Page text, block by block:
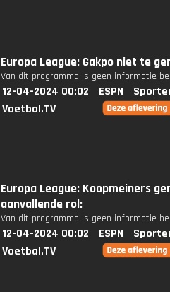
Europa League: Gakpo niet te
Van dit programma is geen informatie
12-04-2024 00:02 ESPN
Voetbal.TV
Europa League: Koopmeiners
aanvallende rol:
Van dit programma is geen informatie
12-04-2024 00:02 ESPN
Voetbal.TV